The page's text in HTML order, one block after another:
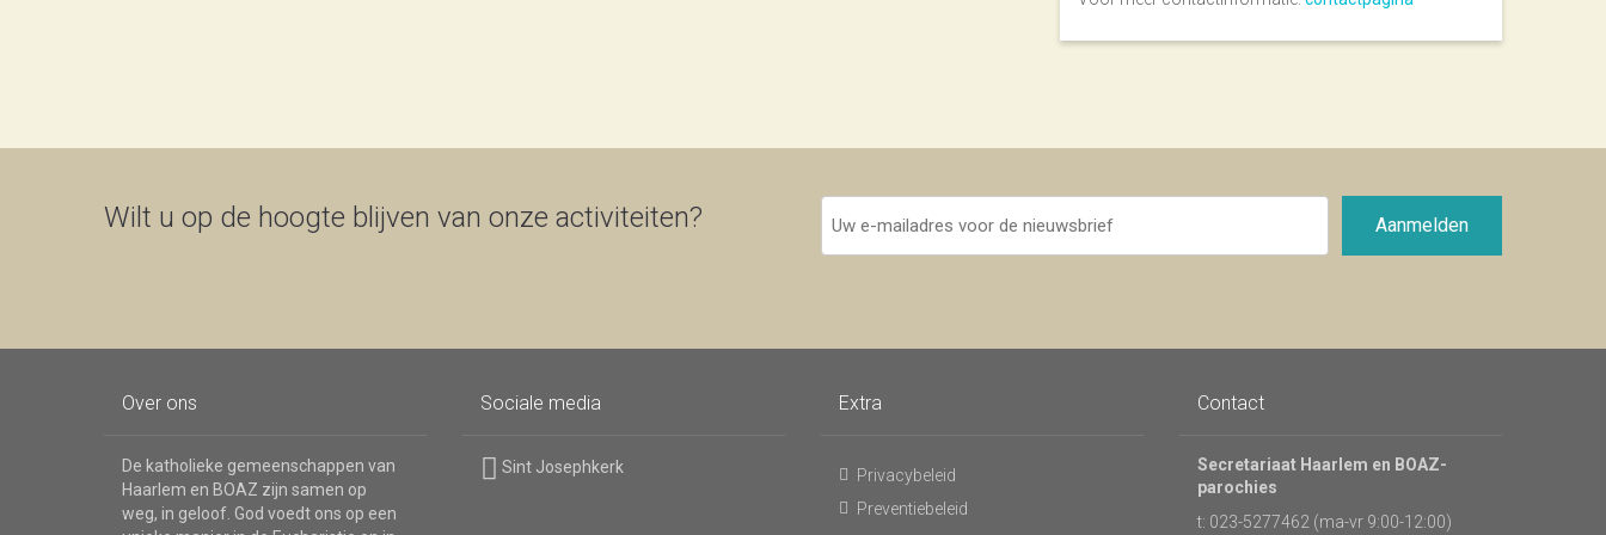
Wilt u op de hoogte blijven van onze activiteiten?
Uw
e-
mailadres
Aanmelden
Over ons
De katholieke gemeenschappen van
Haarlem en BOAZ zijn samen op
weg, in geloof. God voedt ons op een
Sociale media
Sint Josephkerk
Extra
Privacybeleid
Preventiebeleid
Contact
Secretariaat Haarlem en BOAZ-
parochies
t: 023-5277462 (ma-vr 9:00-12:00)